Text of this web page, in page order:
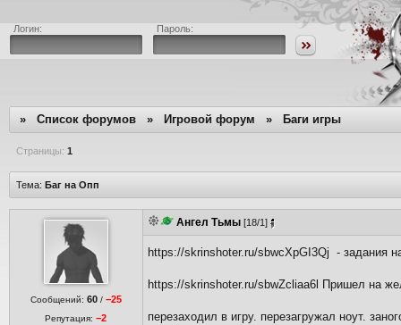
Логин: Пароль:
» Список форумов » Игровой форум » Баги игры
Страницы: 1
Тема: Баг на Опп
Сообщений: 60 / −25
Репутация:−2
Ангел Тьмы [18/1]
https://skrinshoter.ru/sbwcXpGI3Qj - задания
https://skrinshoter.ru/sbwZcliaa6l Пришел на
перезаходил в игру. перезагружал ноут.